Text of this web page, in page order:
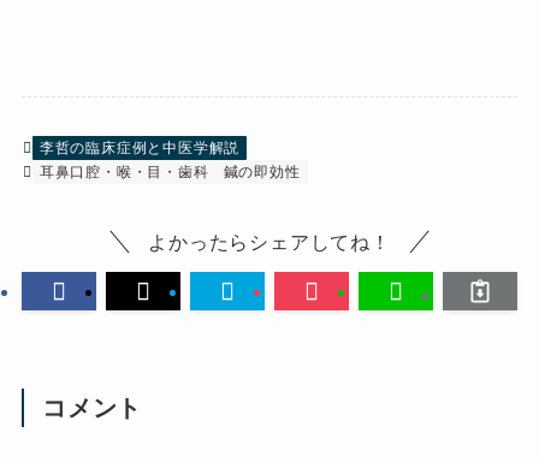
李哲の臨床症例と中医学解説
耳鼻口腔・喉・目・歯科
鍼の即効性
よかったらシェアしてね！
コメント